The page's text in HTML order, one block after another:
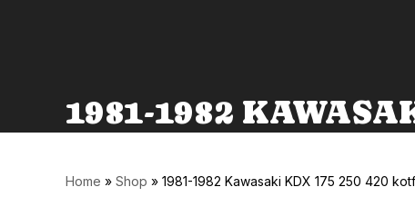
1981-1982
Home » Shop » 1981-1982 Kawasaki KDX 175 250 420